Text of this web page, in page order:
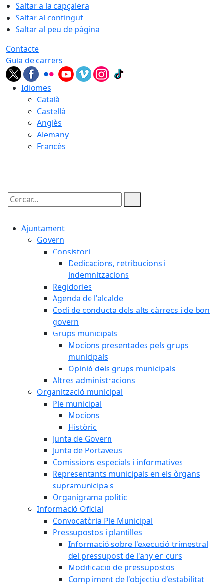
Saltar a la capçalera
Saltar al contingut
Saltar al peu de pàgina
Contacte
Guia de carrers
Idiomes
Català
Castellà
Anglès
Alemany
Francès
Cercar:
Ajuntament
Govern
Consistori
Dedicacions, retribucions i
indemnitzacions
Regidories
Agenda de l'alcalde
Codi de conducta dels alts càrrecs i de bon
govern
Grups municipals
Mocions presentades pels grups
municipals
Opinió dels grups municipals
Altres administracions
Organització municipal
Ple municipal
Mocions
Històric
Junta de Govern
Junta de Portaveus
Comissions especials i informatives
Representants municipals en els òrgans
supramunicipals
Organigrama polític
Informació Oficial
Convocatòria Ple Municipal
Pressupostos i plantilles
Informació sobre l'execució trimestral
del pressupost de l'any en curs
Modificació de pressupostos
Compliment de l'objectiu d'estabilitat